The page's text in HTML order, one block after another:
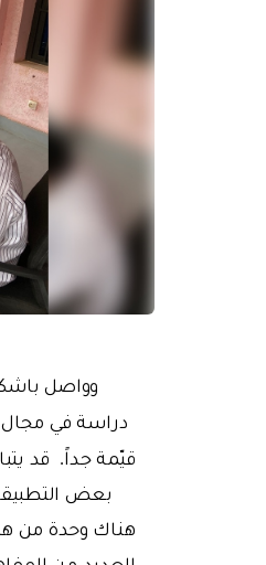
وواصل
دراسة في مجال
قيّمة جداً. قد
بعض
هناك وحدة من